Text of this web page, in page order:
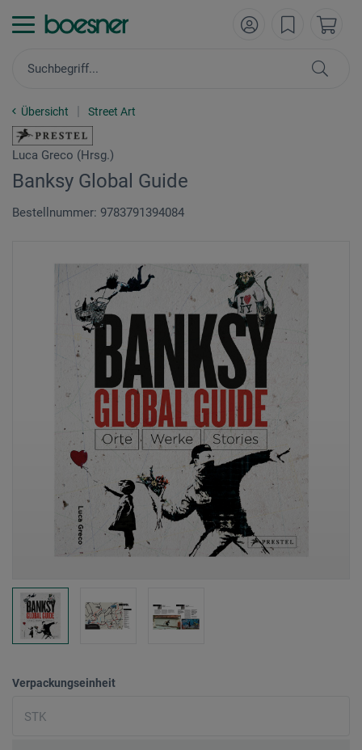
Übersicht Street Art
Luca Greco (Hrsg.)
Banksy Global Guide
Bestellnummer: 9783791394084
Verpackungseinheit